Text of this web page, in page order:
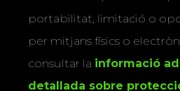
portabilitat, limitació o
per mitjans físics o
consultar la informació
detallada sobre